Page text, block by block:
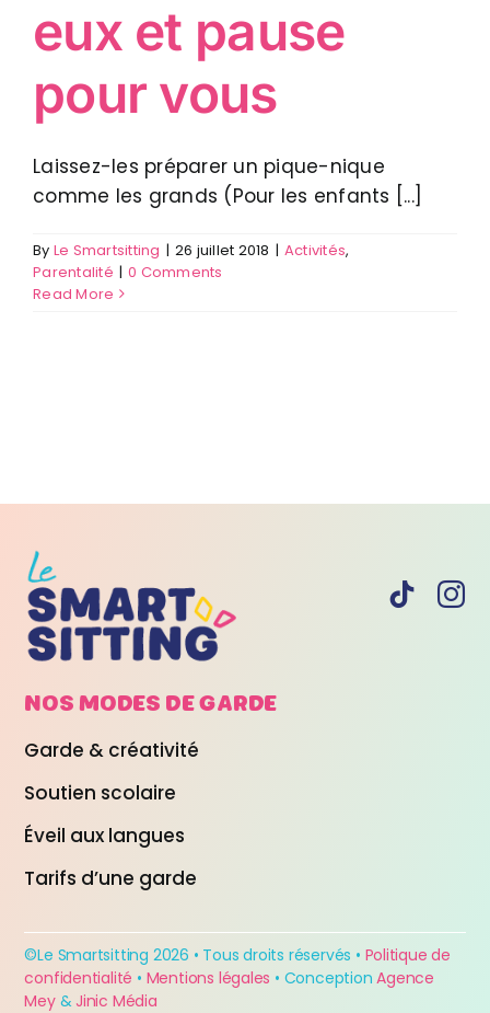
eux et pause
pour vous
Laissez-les préparer un pique-nique
comme les grands (Pour les enfants [...]
By Le Smartsitting | 26 juillet 2018 | Activités,
Parentalité | 0 Comments
Read More
NOS MODES DEGARDE
Garde & créativité
Soutien scolaire
Éveil aux langues
Tarifs d’une garde
©Le Smartsitting 2026 • Tous droits réservés • Politique de
confidentialité • Mentions légales • ConceptionAgence
Mey& Jinic Média